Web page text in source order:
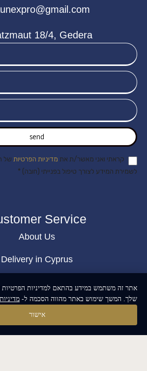
18/4, Gedera
send
קראתי ואני מאשר/ת את מדיניות הפרטיות של
לשמירת המידע לצורך טיפול בפנייתי (חובה) *
Service
About Us
Delivery in Cyprus
Public contract
Privacy policy
אתר זה משתמש במידע בהתאם למדיניות הפרטיות
שלך. המשך שימוש באתר מהווה הסכמה ל-
אישור